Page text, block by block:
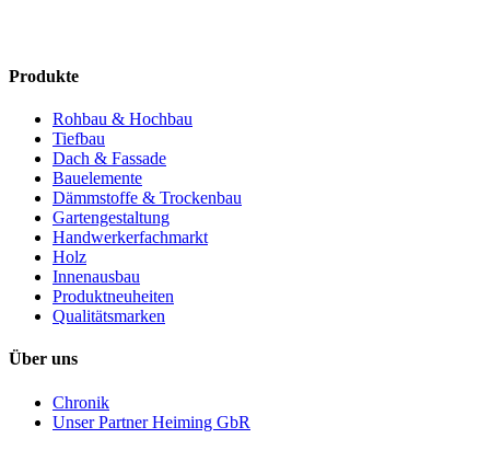
Produkte
Rohbau & Hochbau
Tiefbau
Dach & Fassade
Bauelemente
Dämmstoffe & Trockenbau
Gartengestaltung
Handwerkerfachmarkt
Holz
Innenausbau
Produktneuheiten
Qualitätsmarken
Über uns
Chronik
Unser Partner Heiming GbR